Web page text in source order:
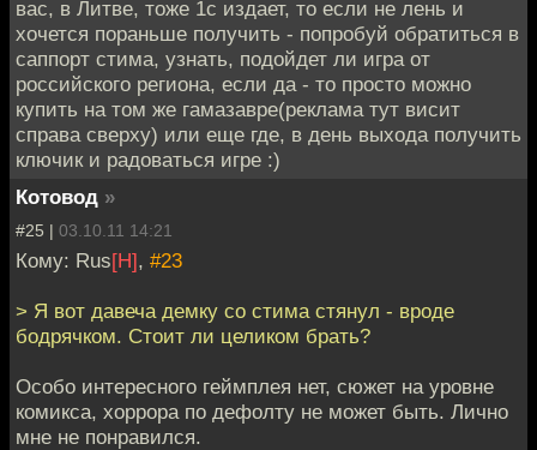
вас, в Литве, тоже 1с издает, то если не лень и
хочется пораньше получить - попробуй обратиться в
саппорт стима, узнать, подойдет ли игра от
российского региона, если да - то просто можно
купить на том же гамазавре(реклама тут висит
справа сверху) или еще где, в день выхода получить
ключик и радоваться игре :)
Котовод »
#25 | 03.10.11 14:21
Кому: Rus[H], #23
> Я вот давеча демку со стима стянул - вроде
бодрячком. Стоит ли целиком брать?
Особо интересного геймплея нет, сюжет на уровне
комикса, хоррора по дефолту не может быть. Лично
мне не понравился.